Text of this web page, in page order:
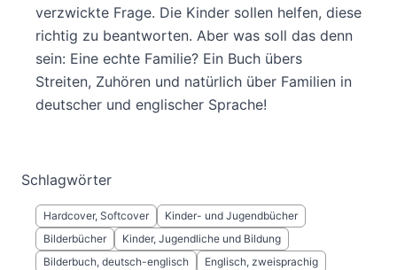
verzwickte Frage. Die Kinder sollen helfen, diese
richtig zu beantworten. Aber was soll das denn
sein: Eine echte Familie? Ein Buch übers
Streiten, Zuhören und natürlich über Familien in
deutscher und englischer Sprache!
Schlagwörter
Hardcover, Softcover
Kinder- und Jugendbücher
Bilderbücher
Kinder, Jugendliche und Bildung
Bilderbuch, deutsch-englisch
Englisch, zweisprachig